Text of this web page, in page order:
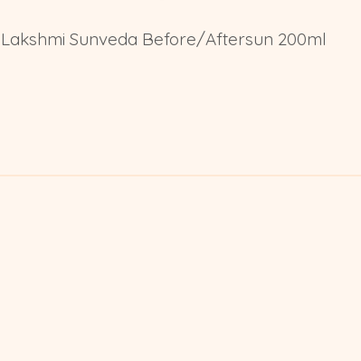
Lakshmi Sunveda Before/Aftersun 200ml